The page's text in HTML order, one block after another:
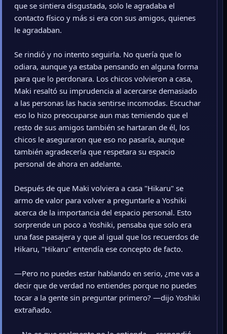
que se sintiera disgustada, solo le agradaba el
contacto físico y más si era con sus amigos, quienes
le agradaban.
Se rindió y no intento seguirla. No quería que lo
odiara, aunque ya estaba pensando en alguna forma
para que lo perdonara. Los chicos volvieron a casa,
Maki resaltó su imprudencia al acercarse demasiado
a las personas las hacia sentirse incomodas. Escuchar
eso lo hizo preocuparse aun mas temiendo que el
resto de sus amigos también se hartaran de él, los
chicos le aseguraron que eso no pasaría, aunque
también agradecería que respetara su espacio
personal de ahora en adelante.
Después de que Maki volviera a casa "Hikaru" se
armo de valor para volver a preguntarle a Yoshiki
acerca de la importancia del espacio personal. Esto
sorprende un poco a Yoshiki, pensaba que solo era
una fase pasajera y que al igual que los recuerdos de
Hikaru, "Hikaru" entendía ese concepto de facto.
—Pero no puedes estar hablando en serio, ¿me vas a
decir que de verdad no entiendes porque no puedes
tocar a la gente sin preguntar primero? —dijo Yoshiki
extrañado.